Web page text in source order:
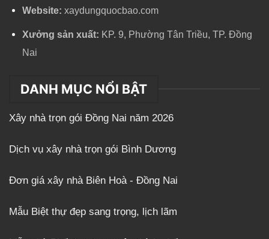
Website: xaydungquocbao.com
Xưởng sản xuất: KP. 9, Phường Tân Triều, TP. Đồng
Nai
DANH MỤC NỔI BẬT
Xây nhà trọn gói Đồng Nai năm 2026
Dịch vụ xây nhà trọn gói Bình Dương
Đơn giá xây nhà Biên Hoà - Đồng Nai
Mẫu Biệt thự đẹp sang trọng, lịch lãm